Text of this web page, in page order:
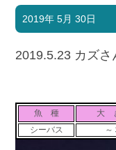
マリンクラブ
マリンライフを堪能したい！
ボート免許
長年の実績と信頼！
Shop Info.
お問い合わせ
2019年 5月 30日
2019.5.23 カズさ
魚 種 大
シーバス
～